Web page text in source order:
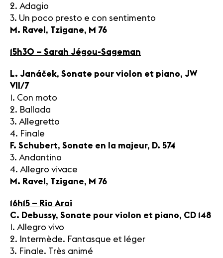
2. Adagio
3. Un poco presto e con sentimento
M. Ravel, Tzigane, M 76
15h30 – Sarah Jégou-Sageman
L. Janáček, Sonate pour violon et piano, JW
VII/7
1. Con moto
2. Ballada
3. Allegretto
4. Finale
F. Schubert, Sonate en la majeur, D. 574
3. Andantino
4. Allegro vivace
M. Ravel, Tzigane, M 76
16h15 – Rio Arai
C. Debussy, Sonate pour violon et piano, CD 148
1. Allegro vivo
2. Intermède. Fantasque et léger
3. Finale. Très animé